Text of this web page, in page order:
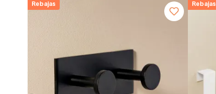
Rebajas Rebajas